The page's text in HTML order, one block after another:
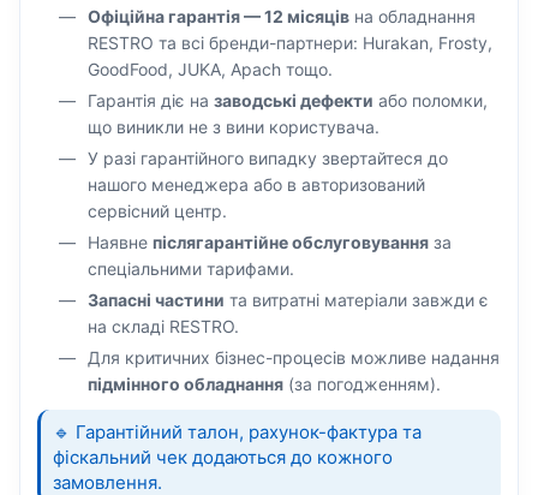
Офіційна гарантія — 12 місяців на обладнання
RESTRO та всі бренди-партнери: Hurakan, Frosty,
GoodFood, JUKA, Apach тощо.
Гарантія діє на заводські дефекти або поломки,
що виникли не з вини користувача.
У разі гарантійного випадку звертайтеся до
нашого менеджера або в авторизований
сервісний центр.
Наявне післягарантійне обслуговування за
спеціальними тарифами.
Запасні частини та витратні матеріали завжди є
на складі RESTRO.
Для критичних бізнес-процесів можливе надання
підмінного обладнання (за погодженням).
🔹 Гарантійний талон, рахунок-фактура та
фіскальний чек додаються до кожного
замовлення.